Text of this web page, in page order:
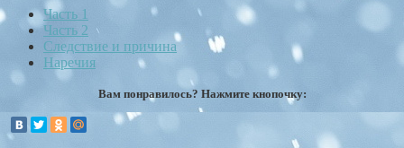
Часть 1
Часть 2
Следствие и причина
Наречия
Вам понравилось? Нажмите кнопочку: